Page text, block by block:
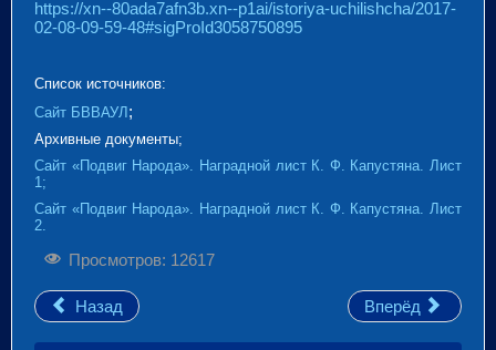
https://xn--80ada7afn3b.xn--p1ai/istoriya-uchilishcha/2017-
02-08-09-59-48#sigProId3058750895
Список источников:
Сайт БВВАУЛ ;
Архивные документы;
Сайт «Подвиг Народа». Наградной лист К. Ф. Капустяна. Лист
1;
Сайт «Подвиг Народа». Наградной лист К. Ф. Капустяна. Лист
2.
Просмотров: 12617
Назад Вперёд